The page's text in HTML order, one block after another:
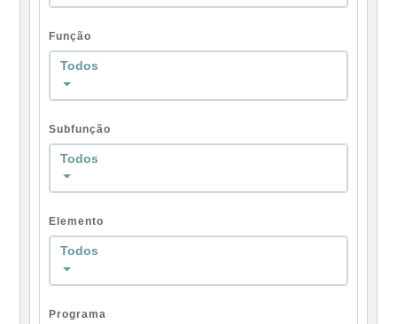
Função
Todos
Subfunção
Todos
Elemento
Todos
Programa